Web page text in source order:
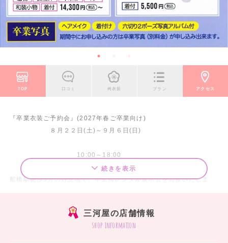
TOP 口コミ 袴衣装 プラン アクセス
『卒業衣装ご予約会』(2027年春ご卒業向け)
８月２２日(土)～９月６日(日)
10:00～18:00
当店特設会場にて
船橋駅徒歩5分の好立地で、卒業袴レンタル展示会を開催いたしま
の先生の袴にも対応しています。
本展示会は【1組ずつの貸切予約制】のため、周りを気にせずゆっく
続きを表示
三河屋の店舗情報
shop information